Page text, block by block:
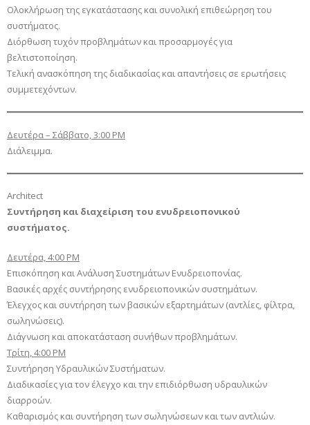
Ολοκλήρωση της εγκατάστασης και συνολική επιθεώρηση του
συστήματος.
Διόρθωση τυχόν προβλημάτων και προσαρμογές για
βελτιστοποίηση.
Τελική ανασκόπηση της διαδικασίας και απαντήσεις σε ερωτήσεις
συμμετεχόντων.
Δευτέρα – Σάββατο, 3:00 PM
Διάλειμμα.
Architect
Συντήρηση και διαχείριση του ενυδρειοπονικού
συστήματος.
Δευτέρα, 4:00 PM
Επισκόπηση και Ανάλυση Συστημάτων Ενυδρειοπονίας.
Βασικές αρχές συντήρησης ενυδρειοπονικών συστημάτων.
Έλεγχος και συντήρηση των βασικών εξαρτημάτων (αντλίες, φίλτρα,
σωληνώσεις).
Διάγνωση και αποκατάσταση συνήθων προβλημάτων.
Τρίτη, 4:00 PM
Συντήρηση Υδραυλικών Συστήματων.
Διαδικασίες για τον έλεγχο και την επιδιόρθωση υδραυλικών
διαρροών.
Καθαρισμός και συντήρηση των σωληνώσεων και των αντλιών.